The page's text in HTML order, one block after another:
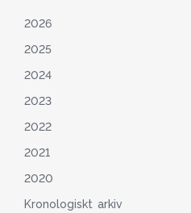
2026
2025
2024
2023
2022
2021
2020
Kronologiskt arkiv